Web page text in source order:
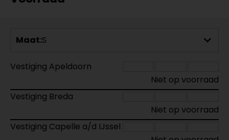
Maat:S
Vestiging Apeldoorn
Niet op voorraad
Vestiging Breda
Niet op voorraad
Vestiging Capelle a/d IJssel